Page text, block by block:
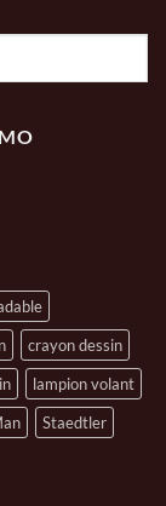
crayon dessin
lampion volant
Staedtler